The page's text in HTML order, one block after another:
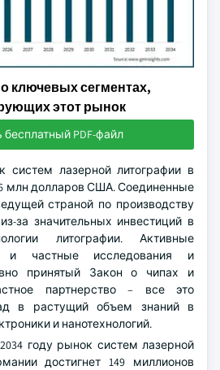
ключевых сегментах,
этот рынок
бесплатный PDF-файл
систем лазерной литографии в
млн долларов США. Соединенные
страной по производству
за значительных инвестиций в
литографии. Активные
и частные исследования и
принятый Закон о чипах и
партнерство – все это
в растущий объем знаний в
и нанотехнологий.
году рынок систем лазерной
достигнет 149 миллионов